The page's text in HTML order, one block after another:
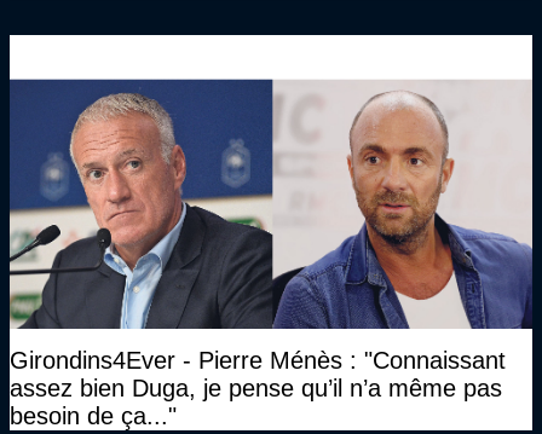
Girondins4Ever - Pierre Ménès : "Connaissant
assez bien Duga, je pense qu’il n’a même pas
besoin de ça..."